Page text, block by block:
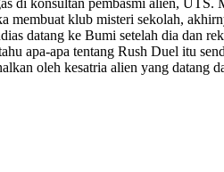
klub misteri sekolah,
datang ke Bumi setelah dia dan
apa-apa tentang Rush Duel itu
oleh kesatria alien yang